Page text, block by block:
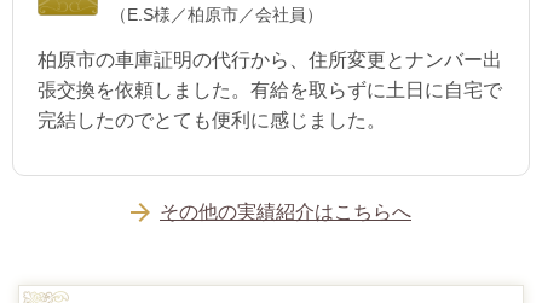
（E.S様／柏原市／会社員）
柏原市の車庫証明の代行から、住所変更とナンバー出
張交換を依頼しました。有給を取らずに土日に自宅で
完結したのでとても便利に感じました。
その他の実績紹介はこちらへ